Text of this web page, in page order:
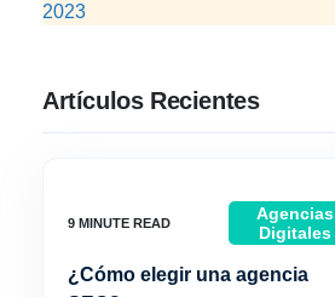
2023
Artículos Recientes
Agencias
Digitales
¿Cómo elegir una agencia